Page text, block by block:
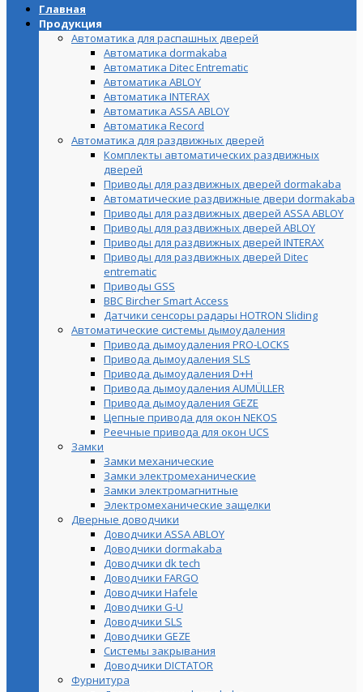
Главная
Продукция
Автоматика для распашных дверей
Автоматика dormakaba
Автоматика Ditec Entrematic
Автоматика ABLOY
Автоматика INTERAX
Автоматика ASSA ABLOY
Автоматика Record
Автоматика для раздвижных дверей
Комплекты автоматических раздвижных
дверей
Приводы для раздвижных дверей dormakaba
Автоматические раздвижные двери dormakaba
Приводы для раздвижных дверей ASSA ABLOY
Приводы для раздвижных дверей ABLOY
Приводы для раздвижных дверей INTERAX
Приводы для раздвижных дверей Ditec
entrematic
Приводы GSS
BBC Bircher Smart Access
Датчики сенсоры радары HOTRON Sliding
Автоматические системы дымоудаления
Привода дымоудаления PRO-LOCKS
Привода дымоудаления SLS
Привода дымоудаления D+H
Привода дымоудаления AUMÜLLER
Привода дымоудаления GEZE
Цепные привода для окон NEKOS
Реечные привода для окон UСS
Замки
Замки механические
Замки электромеханические
Замки электромагнитные
Электромеханические защелки
Дверные доводчики
Доводчики ASSA ABLOY
Доводчики dormakaba
Доводчики dk tech
Доводчики FARGO
Доводчики Hafele
Доводчики G-U
Доводчики SLS
Доводчики GEZE
Cистемы закрывания
Доводчики DICTATOR
Фурнитура